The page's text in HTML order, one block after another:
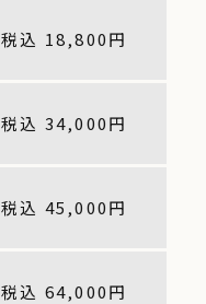
税込 18,800円
税込 34,000円
税込 45,000円
税込 64,000円